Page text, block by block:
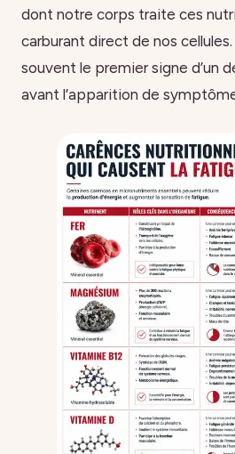
dont notre corps traite ces
carburant direct de nos
souvent le premier signe d’un
avant l’apparition de